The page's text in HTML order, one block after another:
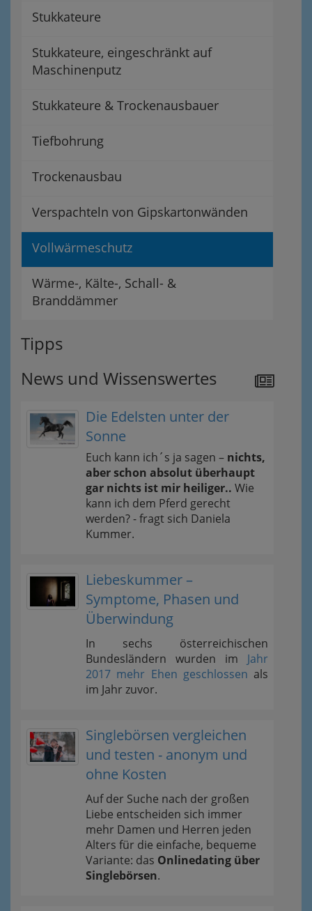
Stukkateure
Stukkateure, eingeschränkt auf
Maschinenputz
Stukkateure & Trockenausbauer
Tiefbohrung
Trockenausbau
Verspachteln von Gipskartonwänden
Vollwärmeschutz
Wärme-, Kälte-, Schall- &
Branddämmer
Tipps
News und Wissenswertes
Die Edelsten unter der
Sonne
Euch kann ich´s ja sagen – nichts,
aber schon absolut überhaupt
gar nichts ist mir heiliger.. Wie
kann ich dem Pferd gerecht
werden? - fragt sich Daniela
Kummer.
Liebeskummer –
Symptome, Phasen und
Überwindung
In sechs österreichischen
Bundesländern wurden im Jahr
2017 mehr Ehen geschlossen als
im Jahr zuvor.
Singlebörsen vergleichen
und testen - anonym und
ohne Kosten
Auf der Suche nach der großen
Liebe entscheiden sich immer
mehr Damen und Herren jeden
Alters für die einfache, bequeme
Variante: das Onlinedating über
Singlebörsen.